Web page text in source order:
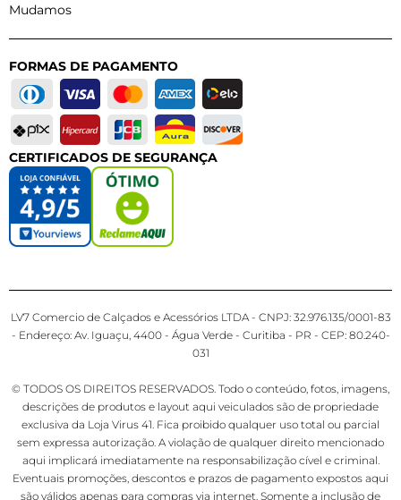
Mudamos
FORMAS DE PAGAMENTO
CERTIFICADOS DE SEGURANÇA
LV7 Comercio de Calçados e Acessórios LTDA - CNPJ: 32.976.135/0001-83
- Endereço: Av. Iguaçu, 4400 - Água Verde - Curitiba - PR - CEP: 80.240-
031
© TODOS OS DIREITOS RESERVADOS. Todo o conteúdo, fotos, imagens,
descrições de produtos e layout aqui veiculados são de propriedade
exclusiva da Loja Virus 41. Fica proibido qualquer uso total ou parcial
sem expressa autorização. A violação de qualquer direito mencionado
aqui implicará imediatamente na responsabilização cível e criminal.
Eventuais promoções, descontos e prazos de pagamento expostos aqui
são válidos apenas para compras via internet. Somente a inclusão de